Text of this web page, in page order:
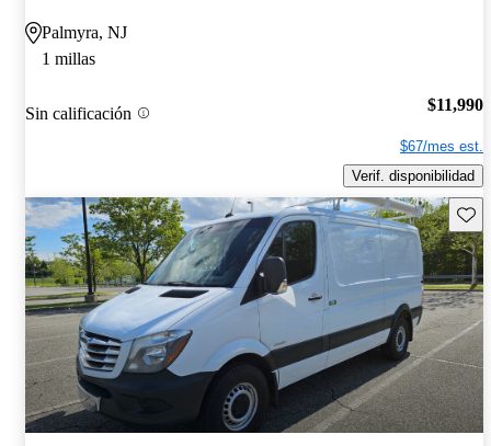
Palmyra, NJ
1 millas
Sin calificación $11,990
$67/mes est.
Verif. disponibilidad